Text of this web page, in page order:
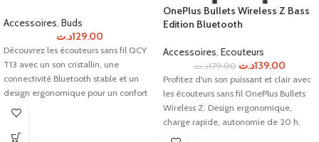
Accessoires, Buds
129.00د.ت
Découvrez les écouteurs sans fil QCY
T13 avec un son cristallin, une
connectivité Bluetooth stable et un
design ergonomique pour un confort
optimal. Achetez maintenant !
OnePlus Bullets Wireless Z Bass
Edition Bluetooth
Accessoires, Ecouteurs
179.00د.ت 139.00د.ت
Profitez d'un son puissant et clair avec
les écouteurs sans fil OnePlus Bullets
Wireless Z. Design ergonomique,
charge rapide, autonomie de 20 h.